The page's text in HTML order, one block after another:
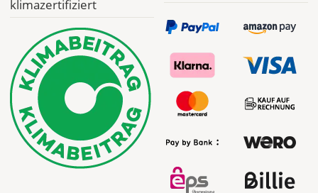
ab 24,98
Produktionsaufschlag
ab 9,99 EUR*
Versandkosten 14,99
*
Abhängig
vom
Bestellwert:
klimazertifiziert